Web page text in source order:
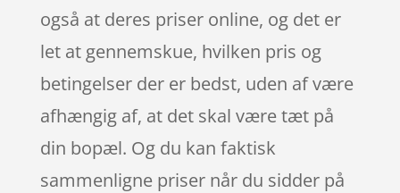
også at deres priser online, og det er
let at gennemskue, hvilken pris og
betingelser der er bedst, uden af være
afhængig af, at det skal være tæt på
din bopæl. Og du kan faktisk
sammenligne priser når du sidder på